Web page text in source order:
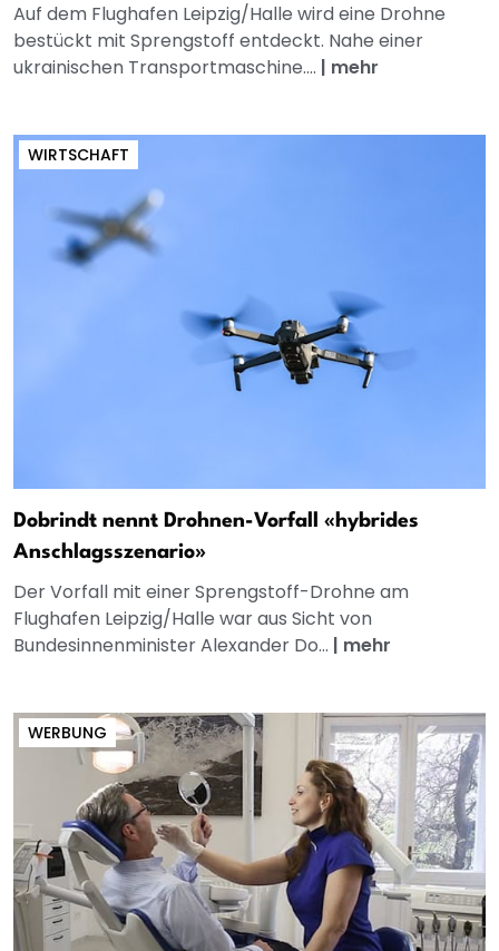
Auf dem Flughafen Leipzig/Halle wird eine Drohne
bestückt mit Sprengstoff entdeckt. Nahe einer
ukrainischen Transportmaschine.... | mehr
WIRTSCHAFT
Dobrindt nennt Drohnen-Vorfall «hybrides
Anschlagsszenario»
Der Vorfall mit einer Sprengstoff-Drohne am
Flughafen Leipzig/Halle war aus Sicht von
Bundesinnenminister Alexander Do... | mehr
WERBUNG